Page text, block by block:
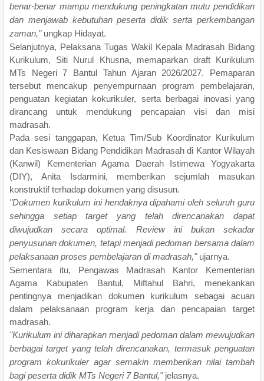
benar-benar mampu mendukung peningkatan mutu pendidikan
dan menjawab kebutuhan peserta didik serta perkembangan
zaman,"ungkap Hidayat.
Selanjutnya, Pelaksana Tugas Wakil Kepala Madrasah Bidang
Kurikulum, Siti Nurul Khusna, memaparkan draft Kurikulum
MTs Negeri 7 Bantul Tahun Ajaran 2026/2027. Pemaparan
tersebut mencakup penyempurnaan program pembelajaran,
penguatan kegiatan kokurikuler, serta berbagai inovasi yang
dirancang untuk mendukung pencapaian visi dan misi
madrasah.
Pada sesi tanggapan, Ketua Tim/Sub Koordinator Kurikulum
dan Kesiswaan Bidang Pendidikan Madrasah di Kantor Wilayah
(Kanwil) Kementerian Agama Daerah Istimewa Yogyakarta
(DIY), Anita Isdarmini, memberikan sejumlah masukan
konstruktif terhadap dokumen yang disusun.
"Dokumen kurikulum ini hendaknya dipahami oleh seluruh guru
sehingga setiap target yang telah direncanakan dapat
diwujudkan secara optimal. Review ini bukan sekadar
penyusunan dokumen, tetapi menjadi pedoman bersama dalam
pelaksanaan proses pembelajaran di madrasah,"ujarnya.
Sementara itu, Pengawas Madrasah Kantor Kementerian
Agama Kabupaten Bantul, Miftahul Bahri, menekankan
pentingnya menjadikan dokumen kurikulum sebagai acuan
dalam pelaksanaan program kerja dan pencapaian target
madrasah.
"Kurikulum ini diharapkan menjadi pedoman dalam mewujudkan
berbagai target yang telah direncanakan, termasuk penguatan
program kokurikuler agar semakin memberikan nilai tambah
bagi peserta didik MTs Negeri 7 Bantul,"jelasnya.